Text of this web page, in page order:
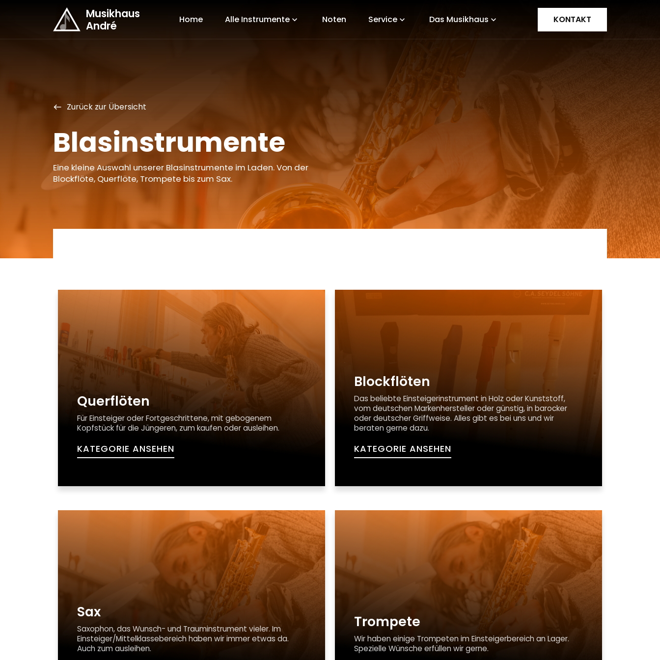
Musikhaus
André
Home Alle Instrumente expand_more Noten Serviceexpand_more Das Musikhaus expand_more KONTAKT
west Zurück zur Übersicht
Blasinstrumente
Eine kleine Auswahl unserer Blasinstrumente im Laden. Von der
Blockflöte, Querflöte, Trompete bis zum Sax.
Querflöten
Für Einsteiger oder Fortgeschrittene, mit gebogenem
Kopfstück für die Jüngeren, zum kaufen oder ausleihen.
KATEGORIE ANSEHEN
Blockflöten
Das beliebte Einsteigerinstrument in Holz oder Kunststoff,
vom deutschen Markenhersteller oder günstig, in barocker
oder deutscher Griffweise. Alles gibt es bei uns und wir
beraten gerne dazu.
KATEGORIE ANSEHEN
Sax
Saxophon, das Wunsch- und Trauminstrument vieler. Im
Einsteiger/Mittelklassebereich haben wir immer etwas da.
Auch zum ausleihen.
Trompete
Wir haben einige Trompeten im Einsteigerbereich an Lager.
Spezielle Wünsche erfüllen wir gerne.